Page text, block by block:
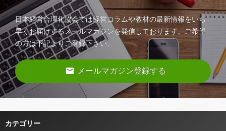
日本経営合理化協会では経営コラムや教材の最新情報をいち
早くお届けするメールマガジンを発信しております。ご希望
の方は下記よりご登録下さい。
email メールマガジン登録する
カテゴリー